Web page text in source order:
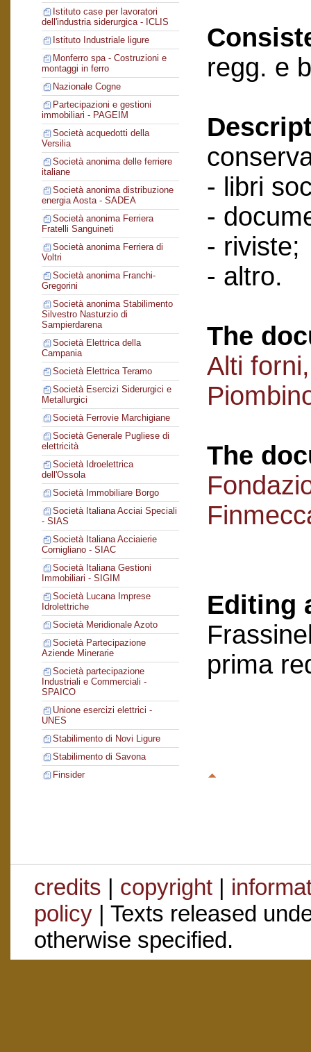
Istituto case per lavoratori
dell'industria siderurgica - ICLIS
Istituto Industriale ligure
Monferro spa - Costruzioni e
montaggi in ferro
Nazionale Cogne
Partecipazioni e gestioni
immobiliari - PAGEIM
Società acquedotti della
Versilia
Società anonima delle ferriere
italiane
Società anonima distribuzione
energia Aosta - SADEA
Società anonima Ferriera
Fratelli Sanguineti
Società anonima Ferriera di
Voltri
Società anonima Franchi-
Gregorini
Società anonima Stabilimento
Silvestro Nasturzio di
Sampierdarena
Società Elettrica della
Campania
Società Elettrica Teramo
Società Esercizi Siderurgici e
Metallurgici
Società Ferrovie Marchigiane
Società Generale Pugliese di
elettricità
Società Idroelettrica
dell'Ossola
Società Immobiliare Borgo
Società Italiana Acciai Speciali
- SIAS
Società Italiana Acciaierie
Cornigliano - SIAC
Società Italiana Gestioni
Immobiliari - SIGIM
Società Lucana Imprese
Idrolettriche
Società Meridionale Azoto
Società Partecipazione
Aziende Minerarie
Società partecipazione
Industriali e Commerciali -
SPAICO
Unione esercizi elettrici -
UNES
Stabilimento di Novi Ligure
Stabilimento di Savona
Finsider
regg. e
- libri
-
- riviste;
- altro.
The
Alti
The
Editing
prima
credits | copyright|
policy| Texts released
otherwise specified.